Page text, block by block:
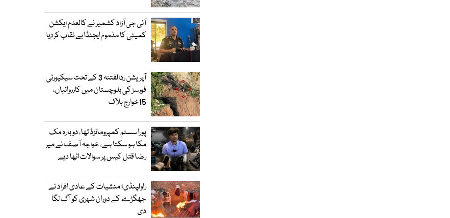
آئی جی آزاد کشمیر نے کالعدم ایکشن
کمیٹی کا مذموم ایجنڈا بے نقاب کردیا
آپریشن ردالفتنہ 3 کے تحت سیکیورٹی
فورسز کی بلوچستان میں کارروائیاں،
15خوارج ہلاک
پورا سسٹم کمپرومائزڈ تھا، دوبارہ مک
مکا ہو سکتا ہے، خواجہ آصف نے میر
رضا قتل کیس پر سوالات اٹھا دیے
راولپنڈی؛ منشیات کے عادی افراد نے
جھگڑے کے دوران شہری کو آگ لگا
دی